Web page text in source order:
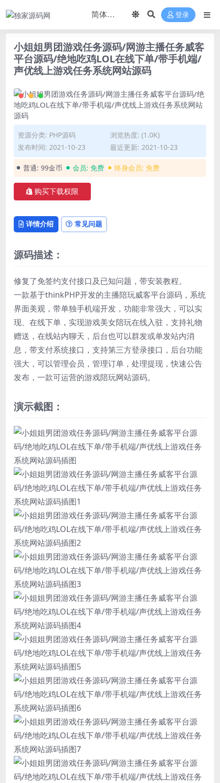
登录
小姐姐男团游戏任务源码/网游主播任务威客
平台源码/绝地吃鸡LOL在线下单/带手机端/
声优线上游戏任务系统网站源码
资源分类: PHP源码
浏览热度: (1.0K)
发布时间: 2021-10-23
最近更新: 2021-10-23
普通: 99金币 会员: 免费 终身会员: 免费
购买下载权限
详情介绍 常见问题
源码描述：
修复了免签约支付接口及已知问题，带安装教程。
一款基于thinkPHP开发的主播陪玩威客平台源码，系统
界面美观，带单独手机端开发，功能非常强大，可以实
现、在线下单，实现游戏美女陪玩在线入驻，支持礼物
赠送，在线站内聊天，后台也可以群发或单发站内消
息，带支付系统接口，支持第三方登录接口，后台功能
强大，可以管理会员，管理订单，处理提现，快速公告
发布，一款可运营的游戏陪玩网站源码。
演示截图：